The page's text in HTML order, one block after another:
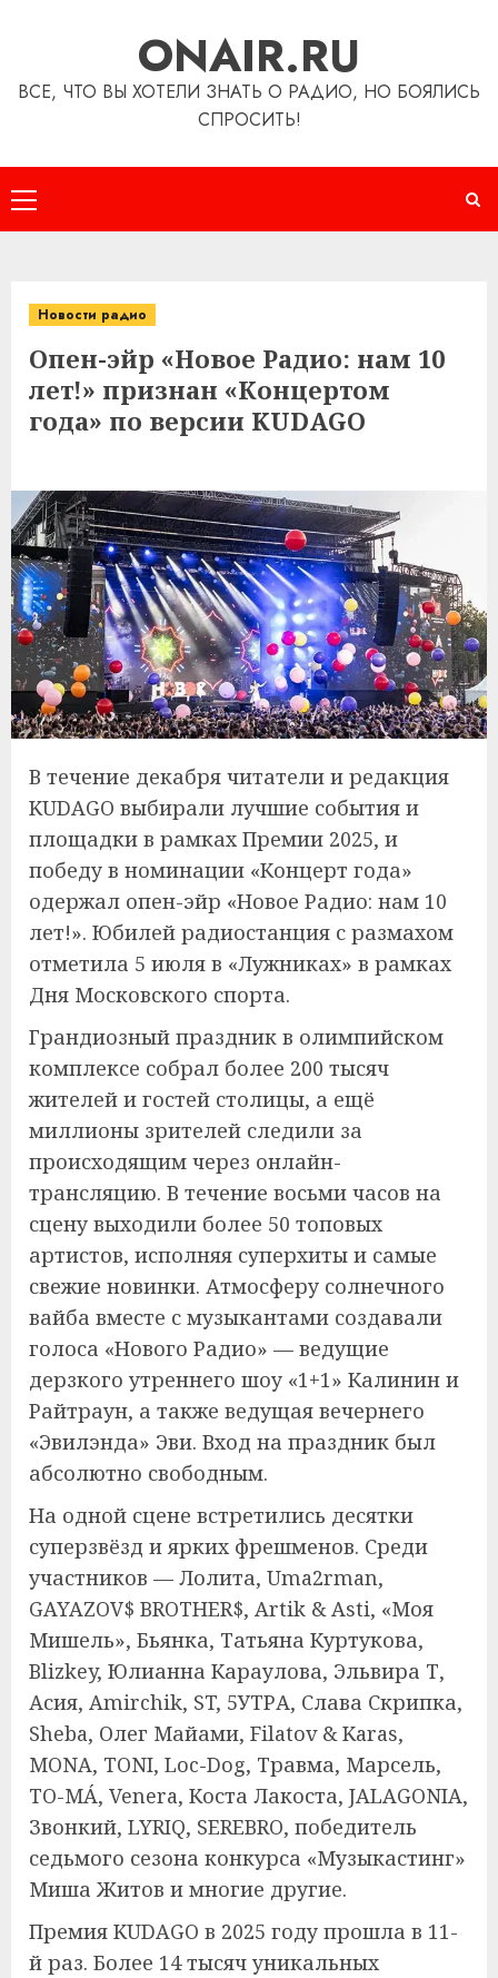
ONAIR.RU
ВСЕ, ЧТО ВЫ ХОТЕЛИ ЗНАТЬ О РАДИО, НО БОЯЛИСЬ
СПРОСИТЬ!
Основное
меню
Новости радио
Опен-эйр «Новое Радио: нам 10
лет!» признан «Концертом
года» по версии KUDAGO
В течение декабря читатели и редакция
KUDAGO выбирали лучшие события и
площадки в рамках Премии 2025, и
победу в номинации «Концерт года»
одержал опен-эйр «Новое Радио: нам 10
лет!». Юбилей радиостанция с размахом
отметила 5 июля в «Лужниках» в рамках
Дня Московского спорта.
Грандиозный праздник в олимпийском
комплексе собрал более 200 тысяч
жителей и гостей столицы, а ещё
миллионы зрителей следили за
происходящим через онлайн-
трансляцию. В течение восьми часов на
сцену выходили более 50 топовых
артистов, исполняя суперхиты и самые
свежие новинки. Атмосферу солнечного
вайба вместе с музыкантами создавали
голоса «Нового Радио» — ведущие
дерзкого утреннего шоу «1+1» Калинин и
Райтраун, а также ведущая вечернего
«Эвилэнда» Эви. Вход на праздник был
абсолютно свободным.
На одной сцене встретились десятки
суперзвёзд и ярких фрешменов. Среди
участников — Лолита, Uma2rman,
GAYAZOV$ BROTHER$, Artik & Asti, «Моя
Мишель», Бьянка, Татьяна Куртукова,
Blizkey, Юлианна Караулова, Эльвира Т,
Асия, Amirchik, ST, 5УТРА, Слава Скрипка,
Sheba, Олег Майами, Filatov & Karas,
MONA, TONI, Loc-Dog, Травма, Марсель,
TO-MÁ, Venera, Коста Лакоста, JALAGONIA,
Звонкий, LYRIQ, SEREBRO, победитель
седьмого сезона конкурса «Музыкастинг»
Миша Житов и многие другие.
Премия KUDAGO в 2025 году прошла в 11-
й раз. Более 14 тысяч уникальных